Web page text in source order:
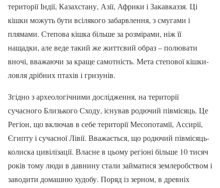
території Індії, Казахстану, Азії, Африки і Закавказзя. Ці
кішки можуть бути всілякого забарвлення, з смугами і
плямами. Степова кішка більше за розмірами, ніж її
нащадки, але веде такий же життєвий образ – полювати
вночі, вважаючи за краще самотність. Мета степової кішки-
ловля дрібних птахів і гризунів.
Згідно з археологічними дослідження, на території
сучасного Близького Сходу, існував родючий півмісяць. Це
Регіон, що включав в себе території Месопотамії, Ассирії,
Єгипту і сучасної Лівії. Вважається, що родючий півмісяць-
колиска цивілізації. Власне в цьому регіоні більше 10 тисяч
років тому люди в давнину стали займатися землеробством і
заводити домашню худобу. Поряд із зерном, в древніх